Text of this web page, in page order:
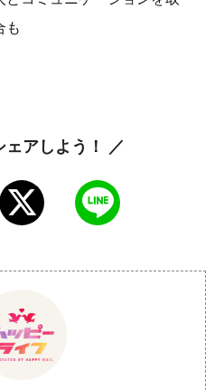
も
ェアしよう！ ／